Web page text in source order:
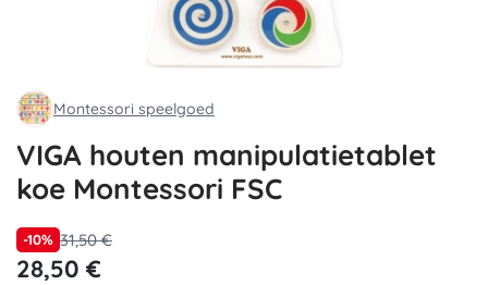
Montessori speelgoed
VIGA houten manipulatietablet
koe Montessori FSC
-10% 31,50 €
28,50 €